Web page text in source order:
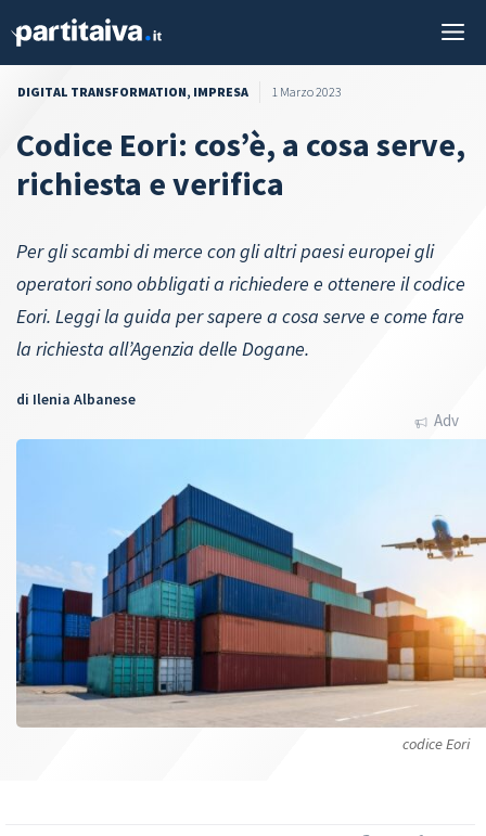
DIGITAL TRANSFORMATION, IMPRESA 1 Marzo 2023
Codice Eori: cos’è, a cosa serve,
richiesta e verifica
Per gli scambi di merce con gli altri paesi europei gli
operatori sono obbligati a richiedere e ottenere il codice
Eori. Leggi la guida per sapere a cosa serve e come fare
la richiesta all’Agenzia delle Dogane.
di Ilenia Albanese
Adv
codice Eori